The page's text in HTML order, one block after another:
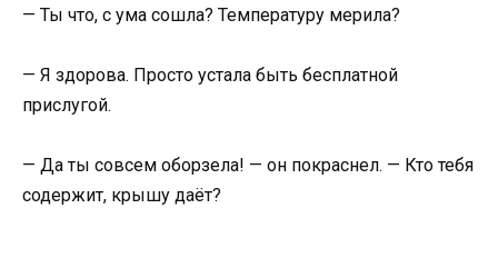
— Ты что, с ума сошла? Температуру мерила?
— Я здорова. Просто устала быть бесплатной
прислугой.
— Да ты совсем оборзела! — он покраснел. — Кто тебя
содержит, крышу даёт?